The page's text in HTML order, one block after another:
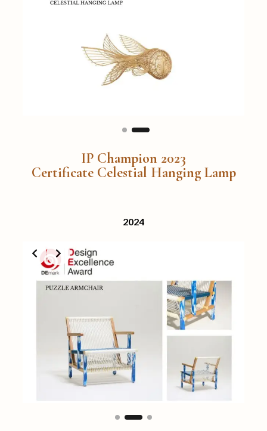
IP Champion 2023
Certificate Celestial Hanging Lamp
2024
Slide 2 of 3